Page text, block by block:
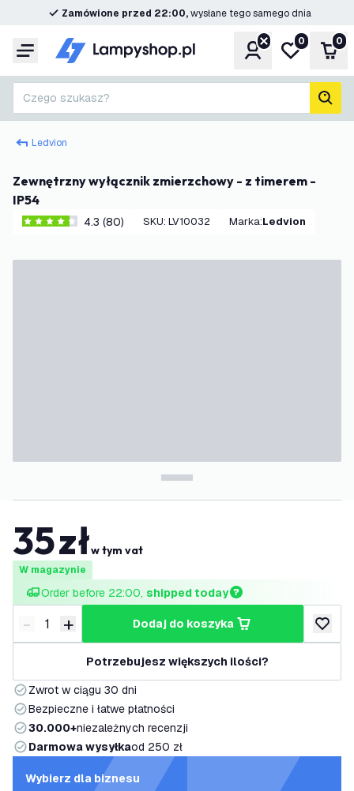
Zamówione przed 22:00,wysłane tego samego dnia
Menu KontoMoja lista
0 0
Czego szukasz?
Ledvion
Zewnętrzny wyłącznik zmierzchowy - z timerem -
IP54
4.3 Gwiazdki oceny
4.3 (80) SKU: LV10032 Marka: Ledvion
35złw tym vat
W magazynie
Order before 22:00, shipped today
Zmniejsz ilość
- Zwiększ ilość
+ dodaj do koszyka
dodaj
Potrzebujesz większych ilości?
Zwrot w ciągu 30 dni
Bezpieczne i łatwe płatności
30.000+niezależnych recenzji
Darmowa wysyłkaod 250 zł
Wybierz dla biznesu